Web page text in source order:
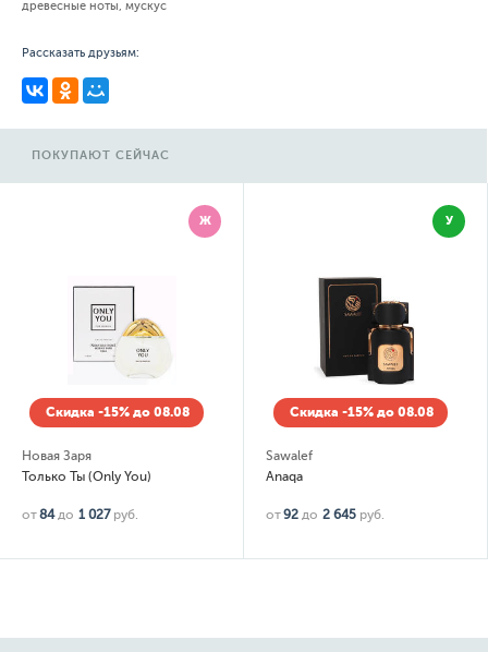
древесные ноты, мускус
Рассказать друзьям:
ПОКУПАЮТ СЕЙЧАС
Ж
Скидка -15% до 08.08
Новая Заря
Только Ты (Only You)
от84 до 1 027 руб.
У
Скидка -15% до 08.08
Sawalef
Anaqa
от92 до 2 645 руб.